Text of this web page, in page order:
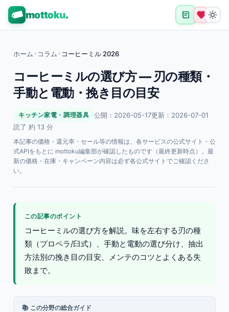
mottoku.
ホーム › コラム › コーヒーミル 2026
コーヒーミルの選び方 — 刃の種類・
手動と電動・挽き目の目安
キッチン家電・調理器具 公開：2026-05-17更新：2026-07-01
読了 約 13 分
本記事の価格・還元率・セール等の情報は、各サービスの公式サイト・公
式APIをもとに mottoku編集部が確認したものです（最終更新時点）。最
新の価格・在庫・キャンペーン内容は必ず各公式サイトでご確認くださ
い。
この記事のポイント
コーヒーミルの選び方を解説。味を左右する刃の種
類（プロペラ/臼式）、手動と電動の選び分け、抽出
方法別の挽き目の目安、メンテのコツとよくある失
敗まで。
📚 この分野の総合ガイド